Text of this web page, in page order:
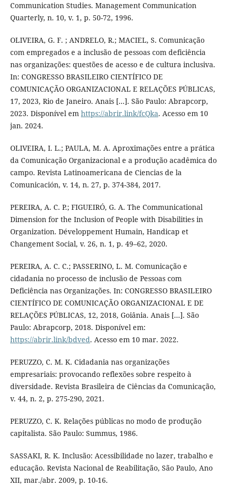
Communication Studies. Management Communication
Quarterly, n. 10, v. 1, p. 50-72, 1996.
OLIVEIRA, G. F. ; ANDRELO, R.; MACIEL, S. Comunicação
com empregados e a inclusão de pessoas com deficiência
nas organizações: questões de acesso e de cultura inclusiva.
In: CONGRESSO BRASILEIRO CIENTÍFICO DE
COMUNICAÇÃO ORGANIZACIONAL E RELAÇÕES PÚBLICAS,
17, 2023, Rio de Janeiro. Anais [...]. São Paulo: Abrapcorp,
2023. Disponível em https://abrir.link/fcQka. Acesso em 10
jan. 2024.
OLIVEIRA, I. L.; PAULA, M. A. Aproximações entre a prática
da Comunicação Organizacional e a produção acadêmica do
campo. Revista Latinoamericana de Ciencias de la
Comunicación, v. 14, n. 27, p. 374-384, 2017.
PEREIRA, A. C. P.; FIGUEIRÓ, G. A. The Communicational
Dimension for the Inclusion of People with Disabilities in
Organization. Développement Humain, Handicap et
Changement Social, v. 26, n. 1, p. 49–62, 2020.
PEREIRA, A. C. C.; PASSERINO, L. M. Comunicação e
cidadania no processo de inclusão de Pessoas com
Deficiência nas Organizações. In: CONGRESSO BRASILEIRO
CIENTÍFICO DE COMUNICAÇÃO ORGANIZACIONAL E DE
RELAÇÕES PÚBLICAS, 12, 2018, Goiânia. Anais [...]. São
Paulo: Abrapcorp, 2018. Disponível em:
https://abrir.link/bdved. Acesso em 10 mar. 2022.
PERUZZO, C. M. K. Cidadania nas organizações
empresariais: provocando reflexões sobre respeito à
diversidade. Revista Brasileira de Ciências da Comunicação,
v. 44, n. 2, p. 275-290, 2021.
PERUZZO, C. K. Relações públicas no modo de produção
capitalista. São Paulo: Summus, 1986.
SASSAKI, R. K. Inclusão: Acessibilidade no lazer, trabalho e
educação. Revista Nacional de Reabilitação, São Paulo, Ano
XII, mar./abr. 2009, p. 10-16.